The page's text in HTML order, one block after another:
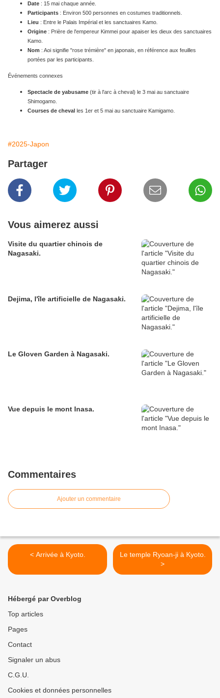
Date : 15 mai chaque année.
Participants : Environ 500 personnes en costumes traditionnels.
Lieu : Entre le Palais Impérial et les sanctuaires Kamo.
Origine : Prière de l'empereur Kimmei pour apaiser les dieux des sanctuaires
Kamo.
Nom : Aoi signifie "rose trémière" en japonais, en référence aux feuilles
portées par les participants.
Événements connexes
Spectacle de yabusame (tir à l'arc à cheval) le 3 mai au sanctuaire
Shimogamo.
Courses de cheval les 1er et 5 mai au sanctuaire Kamigamo.
#2025-Japon
Partager
Vous aimerez aussi
Visite du quartier chinois de
Nagasaki.
Dejima, l'île artificielle de Nagasaki.
Le Gloven Garden à Nagasaki.
Vue depuis le mont Inasa.
Commentaires
Ajouter un commentaire
< Arrivée à Kyoto.
Le temple Ryoan-ji à Kyoto.
>
Hébergé par Overblog
Top articles
Pages
Contact
Signaler un abus
C.G.U.
Cookies et données personnelles